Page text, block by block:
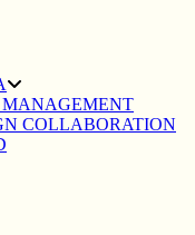
COLLABORATION